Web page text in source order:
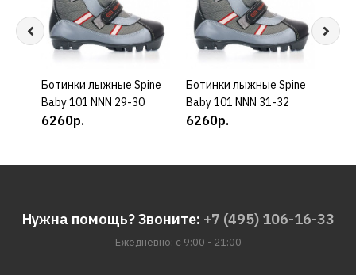
КУПИТЬ
Ботинки лыжные Spine
Baby 101 NNN 29-30
6260р.
КУПИТЬ
Ботинки лыжные Spine
Baby 101 NNN 31-32
6260р.
Нужна помощь? Звоните: +7 (495) 106-16-33
Ежедневно: с 9:00 - 21:00